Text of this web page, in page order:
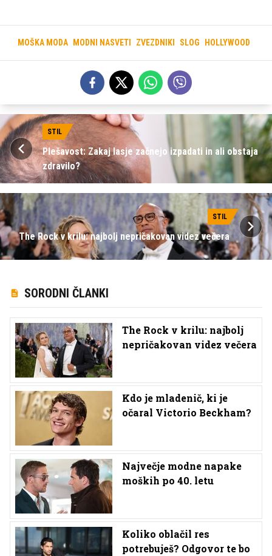
MOŠKA MODA MODNI NASVETI ZVEZDNIKI SLOG HOLLYWOOD
STIL
Plešavost: Zakaj lasje začnejo izpadati in ali obstaja
zdravilo?
STIL
The Rock v krilu: najbolj nepričakovan videz večera
SORODNI ČLANKI
The Rock v krilu: najbolj
nepričakovan videz večera
Kdo je mladenič, ki je
očaral Victorio Beckham?
Največje modne napake
moških po 40. letu
Koliko oblačil res
potrebuješ? Odgovor te bo